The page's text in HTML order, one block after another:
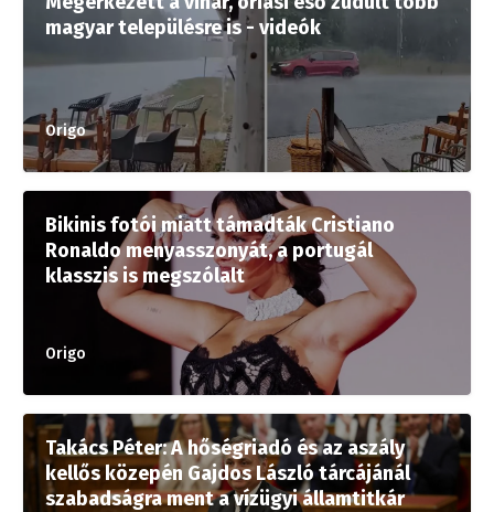
magyar településre is - videók
Origo
Bikinis fotói miatt támadták Cristiano
Ronaldo menyasszonyát, a portugál
klasszis is megszólalt
Origo
Takács Péter: A hőségriadó és az aszály
kellős közepén Gajdos László tárcájánál
szabadságra ment a vízügyi államtitkár